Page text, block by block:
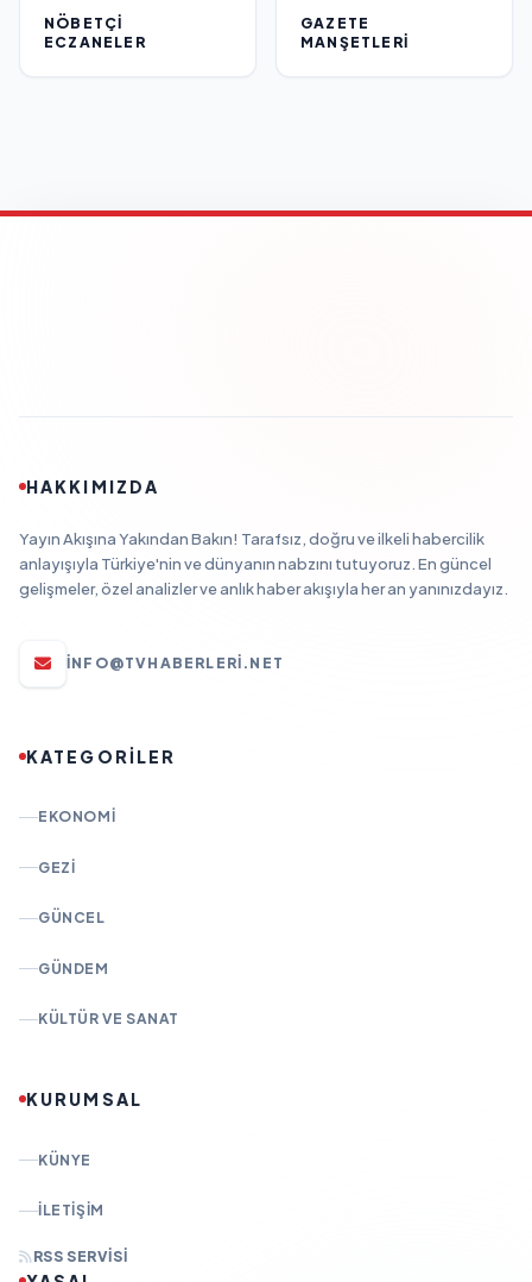
NÖBETÇI
ECZANELER
GAZETE
MANŞETLERI
HAKKIMIZDA
Yayın Akışına Yakından Bakın! Tarafsız, doğru ve ilkeli habercilik
anlayışıyla Türkiye'nin ve dünyanın nabzını tutuyoruz. En güncel
gelişmeler, özel analizler ve anlık haber akışıyla her an yanınızdayız.
INFO@TVHABERLERI.NET
KATEGORİLER
EKONOMI
GEZI
GÜNCEL
GÜNDEM
KÜLTÜR VE SANAT
KURUMSAL
KÜNYE
İLETIŞIM
RSS SERVISI